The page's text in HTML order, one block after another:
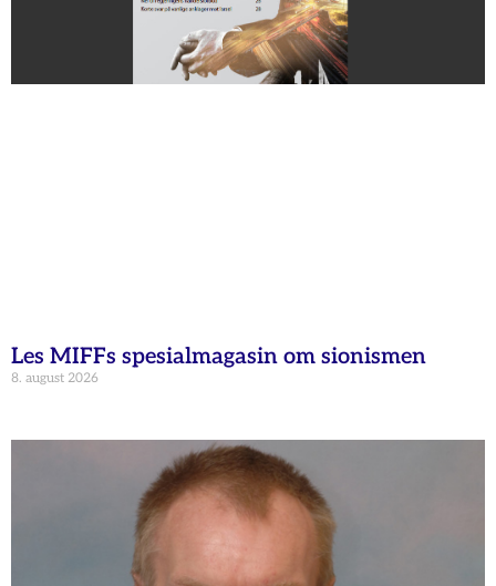
Les MIFFs spesialmagasin om sionismen
8. august 2026